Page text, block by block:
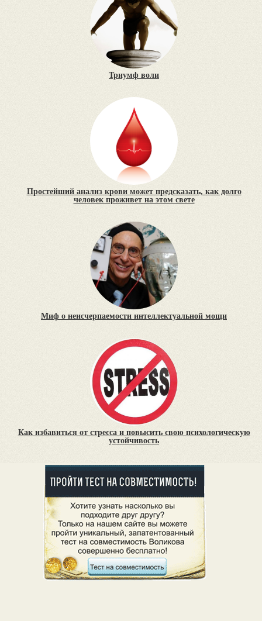
Триумф воли
Простейший анализ крови может предсказать, как долго
человек проживет на этом свете
Миф о неисчерпаемости интеллектуальной мощи
Как избавиться от стресса и повысить свою психологическую
устойчивость